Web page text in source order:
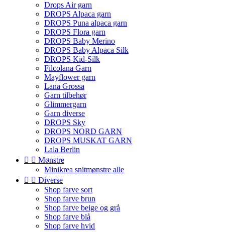
Drops Air garn
DROPS Alpaca garn
DROPS Puna alpaca garn
DROPS Flora garn
DROPS Baby Merino
DROPS Baby Alpaca Silk
DROPS Kid-Silk
Filcolana Garn
Mayflower garn
Lana Grossa
Garn tilbehør
Glimmergarn
Garn diverse
DROPS Sky
DROPS NORD GARN
DROPS MUSKAT GARN
Lala Berlin
  Mønstre
Minikrea snitmønstre alle
  Diverse
Shop farve sort
Shop farve brun
Shop farve beige og grå
Shop farve blå
Shop farve hvid